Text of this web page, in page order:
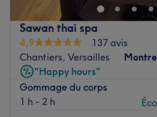
Sawan thai spa
4,9
137 avis
Chantiers, Versailles
"Happy hours"
Gommage du corps
1 h - 2 h